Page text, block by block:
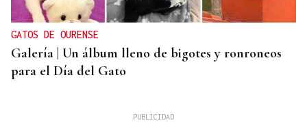
GATOS DE OURENSE
Galería | Un álbum lleno de bigotes y ronroneos
para el Día del Gato